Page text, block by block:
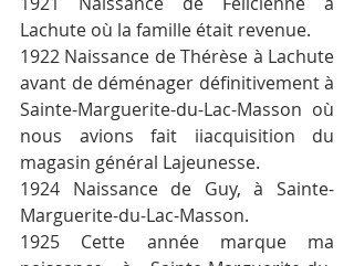
Lachute où la famille était revenue.
1922 Naissance de Thérèse à Lachute
avant de déménager définitivement à
Sainte-Marguerite-du-Lac-Masson où
nous avions fait iiacquisition du
magasin général Lajeunesse.
1924 Naissance de Guy, à Sainte-
Marguerite-du-Lac-Masson.
1925 Cette année marque ma